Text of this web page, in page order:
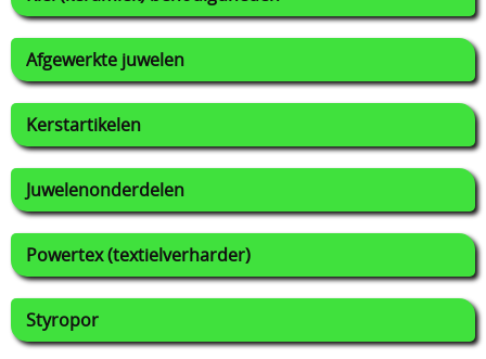
Afgewerkte juwelen
Kerstartikelen
Juwelenonderdelen
Powertex (textielverharder)
Styropor